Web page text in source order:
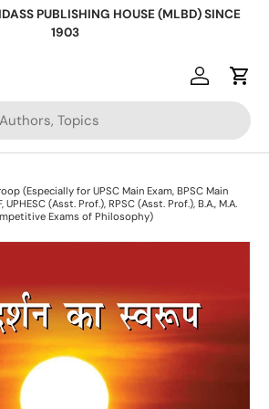
PUBLISHING HOUSE (MLBD) SINCE
1903
Log inCart
(Especially for UPSC Main Exam, BPSC Main
UPHESC (Asst. Prof.), RPSC (Asst. Prof.), B.A., M.A.
Exams of Philosophy)